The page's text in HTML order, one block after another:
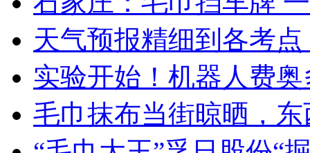
天气预报精细到各考
实验开始！机器人费
毛巾抹布当街晾晒，